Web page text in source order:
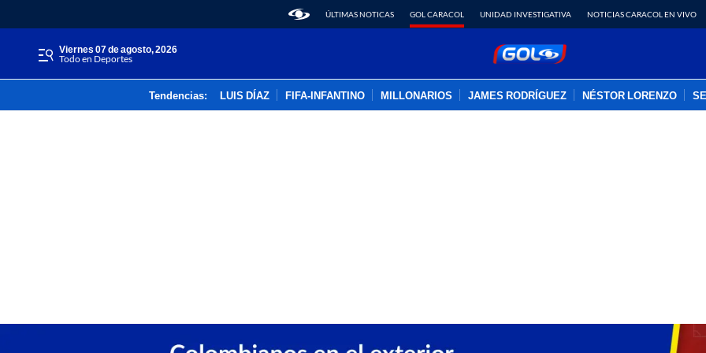
ÚLTIMAS NOTICAS GOL CARACOL UNIDAD INVESTIGATIVA NOTICIAS CARACOL EN VIVO
viernes 07 de agosto, 2026
Todo en Deportes
Tendencias: LUIS DÍAZ FIFA-INFANTINO MILLONARIOS JAMES RODRÍGUEZ NÉSTOR LORENZO